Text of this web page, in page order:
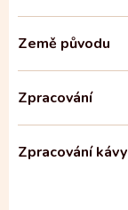
Země původu
Zpracování
Zpracování kávy